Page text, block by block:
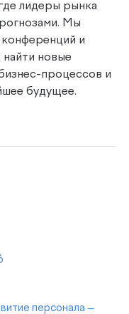
лидеры рынка
Мы
и
новые
процессов и
будущее.
персонала —